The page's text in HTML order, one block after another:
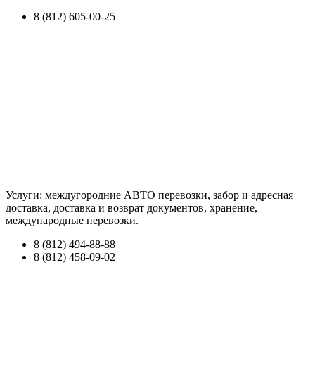
8 (812) 605-00-25
Услуги: междугородние АВТО перевозки, забор и адресная
доставка, доставка и возврат документов, хранение,
международные перевозки.
8 (812) 494-88-88
8 (812) 458-09-02